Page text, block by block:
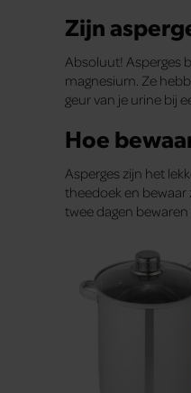
Zijn
Absoluut! Asperges
magnesium. Ze
geur van je urine bij
Hoe
Asperges zijn het
theedoek en bewaar
twee dagen